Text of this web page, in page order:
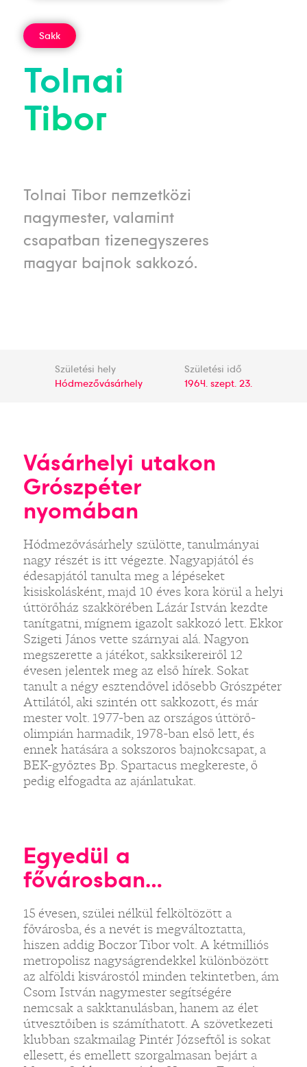
Sakk
Tolnai
Tibor
Tolnai Tibor nemzetközi
nagymester, valamint
csapatban tizenegyszeres
magyar bajnok sakkozó.
Születési hely
Hódmezővásárhely
Születési idő
1964. szept. 23.
Vásárhelyi utakon
Grószpéter
nyomában
Hódmezővásárhely szülötte, tanulmányai
nagy részét is itt végezte. Nagyapjától és
édesapjától tanulta meg a lépéseket
kisiskolásként, majd 10 éves kora körül a helyi
úttörőház szakkörében Lázár István kezdte
tanítgatni, mígnem igazolt sakkozó lett. Ekkor
Szigeti János vette szárnyai alá. Nagyon
megszerette a játékot, sakksikereiről 12
évesen jelentek meg az első hírek. Sokat
tanult a négy esztendővel idősebb Grószpéter
Attilától, aki szintén ott sakkozott, és már
mester volt. 1977-ben az országos úttörő-
olimpián harmadik, 1978-ban első lett, és
ennek hatására a sokszoros bajnokcsapat, a
BEK-győztes Bp. Spartacus megkereste, ő
pedig elfogadta az ajánlatukat.
Egyedül a
fővárosban…
15 évesen, szülei nélkül felköltözött a
fővárosba, és a nevét is megváltoztatta,
hiszen addig Boczor Tibor volt. A kétmilliós
metropolisz nagyságrendekkel különbözött
az alföldi kisvárostól minden tekintetben, ám
Csom István nagymester segítségére
nemcsak a sakktanulásban, hanem az élet
útvesztőiben is számíthatott. A szövetkezeti
klubban szakmailag Pintér Józseftől is sokat
ellesett, és emellett szorgalmasan bejárt a